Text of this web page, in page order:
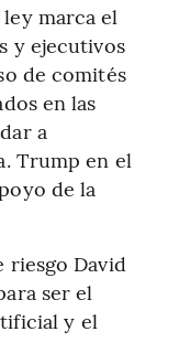
marca el
y ejecutivos
de comités
en las
a
Trump en el
de la
riesgo David
ser el
y el